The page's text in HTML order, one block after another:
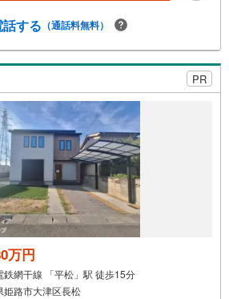
があるため、最も低金利になるように審査
フォームプランナーがご提案！5.定期的に
有事の際に迅速にサポートいたします弊社
連携をとっているため、より多くの知見が
気軽にお問合せください！
話する （通話料無料）
PR
万円
鉄網干線 「平松」駅 徒歩15分
姫路市大津区長松